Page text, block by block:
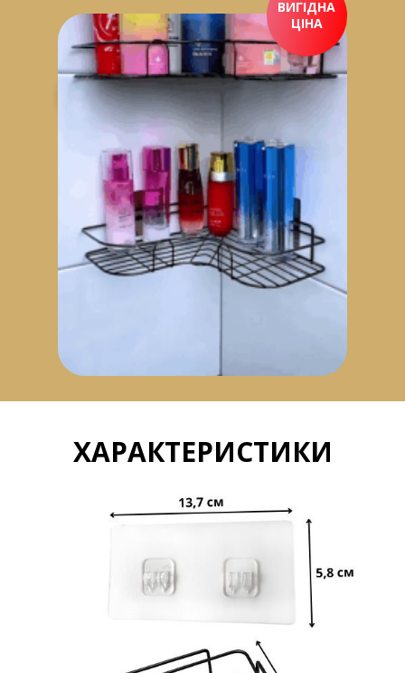
ПРИДБАТИ ЗАРАЗ
ВИГІДНА
ЦІНА
ХАРАКТЕРИСТИКИ